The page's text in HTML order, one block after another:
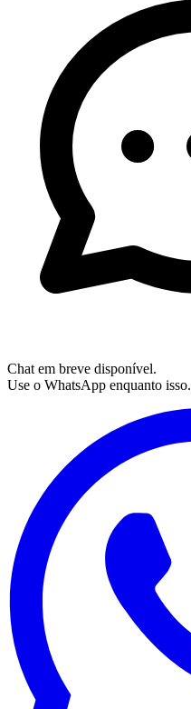
Chat em breve disponível.
Use o WhatsApp enquanto isso.